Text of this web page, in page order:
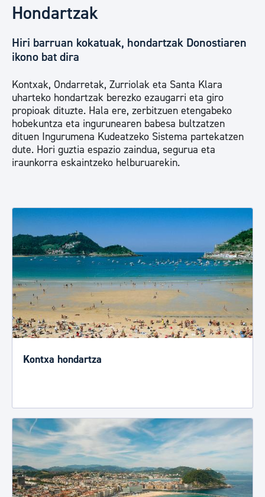
Hondartzak
Hiri barruan kokatuak, hondartzak Donostiaren
ikono bat dira
Kontxak, Ondarretak, Zurriolak eta Santa Klara
uharteko hondartzak berezko ezaugarri eta giro
propioak dituzte. Hala ere, zerbitzuen etengabeko
hobekuntza eta ingurunearen babesa bultzatzen
dituen Ingurumena Kudeatzeko Sistema partekatzen
dute. Hori guztia espazio zaindua, segurua eta
iraunkorra eskaintzeko helburuarekin.
Kontxa hondartza